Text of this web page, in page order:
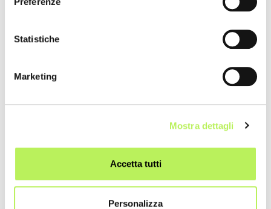
Statistiche
Marketing
Mostra dettagli
Accetta tutti
Personalizza